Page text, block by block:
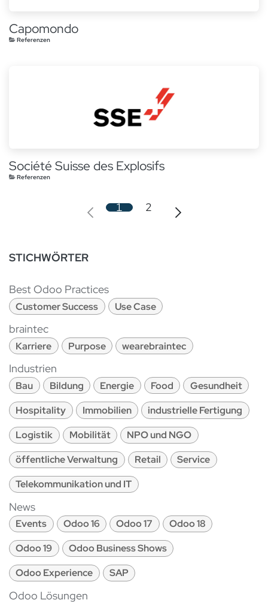
Capomondo
Referenzen
Société Suisse des Explosifs
Referenzen
1 2
STICHWÖRTER
Best Odoo Practices
Customer Success Use Case
braintec
Karriere Purpose wearebraintec
Industrien
Bau Bildung Energie Food
Gesundheit
Hospitality
Immobilien
industrielle Fertigung
Logistik
Mobilität
NPO und NGO
öffentliche Verwaltung
Retail
Service
Telekommunikation und IT
News
Events Odoo 16 Odoo 17
Odoo 18
Odoo 19
Odoo Business Shows
Odoo Experience
SAP
Odoo Lösungen